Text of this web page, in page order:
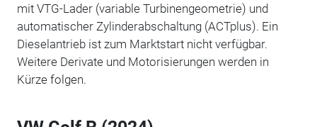
mit VTG-Lader (variable Turbinengeometrie) und
automatischer Zylinderabschaltung (ACTplus). Ein
Dieselantrieb ist zum Marktstart nicht verfügbar.
Weitere Derivate und Motorisierungen werden in
Kürze folgen.